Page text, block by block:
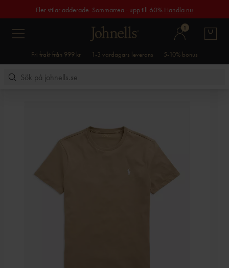
Fler stilar adderade. Sommarrea - upp till 60% Handla nu
1
Fri frakt från 999 kr 1-3 vardagars leverans 5-10% bonus